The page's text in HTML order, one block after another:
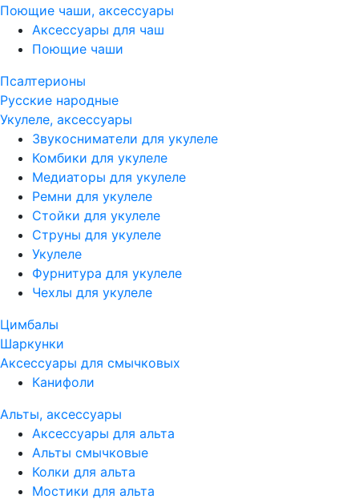
Поющие чаши, аксессуары
Аксессуары для чаш
Поющие чаши
Псалтерионы
Русские народные
Укулеле, аксессуары
Звукосниматели для укулеле
Комбики для укулеле
Медиаторы для укулеле
Ремни для укулеле
Стойки для укулеле
Струны для укулеле
Укулеле
Фурнитура для укулеле
Чехлы для укулеле
Цимбалы
Шаркунки
Аксессуары для смычковых
Канифоли
Альты, аксессуары
Аксессуары для альта
Альты смычковые
Колки для альта
Мостики для альта